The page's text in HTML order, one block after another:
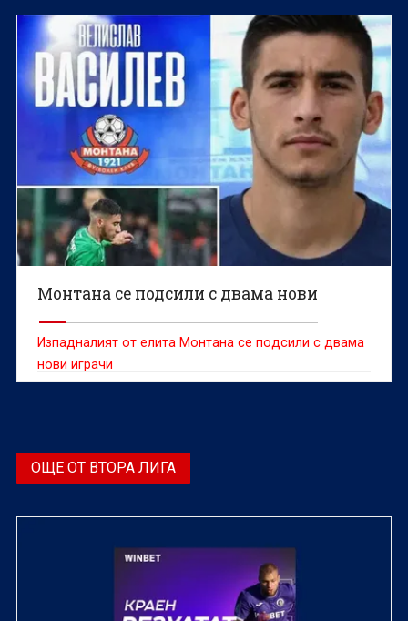
Монтана се подсили с двама нови
Изпадналият от елита Монтана се подсили с двама
нови играчи
ОЩЕ ОТ ВТОРА ЛИГА